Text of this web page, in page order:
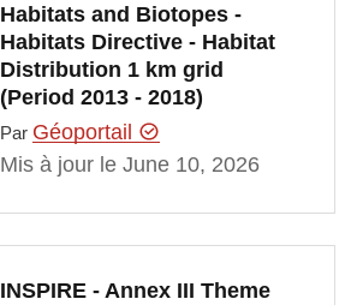
Habitats and Biotopes -
Habitats Directive - Habitat
Distribution 1 km grid
(Period 2013 - 2018)
Par Géoportail
Mis à jour le June 10, 2026
INSPIRE - Annex III Theme